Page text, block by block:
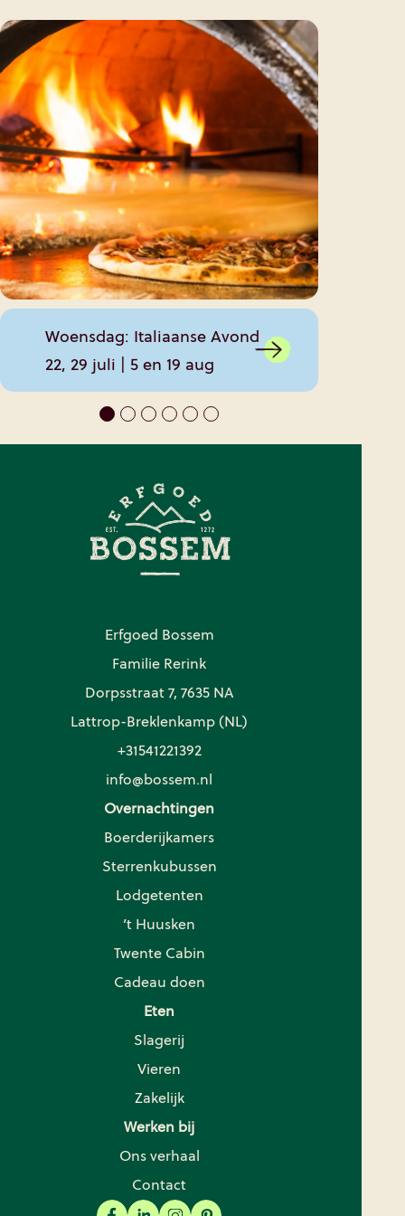
Woensdag: Italiaanse Avond
22, 29 juli | 5 en 19 aug
Erfgoed Bossem
Familie Rerink
Dorpsstraat 7, 7635 NA
Lattrop-Breklenkamp (NL)
+31541221392
info@bossem.nl
Overnachtingen
Boerderijkamers
Sterrenkubussen
Lodgetenten
’t Huusken
Twente Cabin
Cadeau doen
Eten
Slagerij
Vieren
Zakelijk
Werken bij
Ons verhaal
Contact